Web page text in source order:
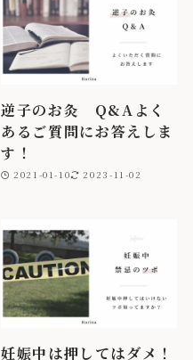
逆子のお灸 Q&Aよく
あるご質問にお答えしま
す！
2021-01-10 2023-11-02
妊娠中は押してはダメ！